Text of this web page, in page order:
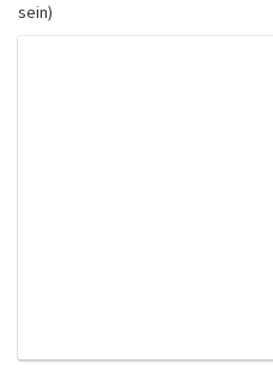
sein)